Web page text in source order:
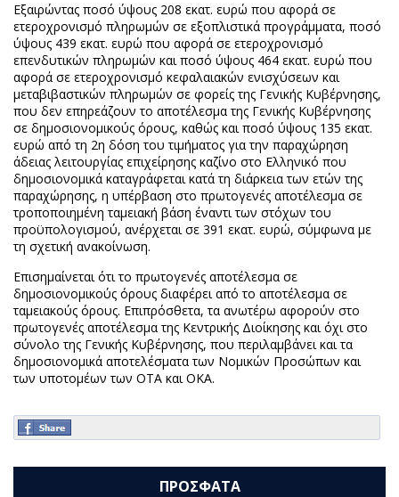
Εξαιρώντας ποσό ύψους 208 εκατ. ευρώ που αφορά σε
ετεροχρονισμό πληρωμών σε εξοπλιστικά προγράμματα, ποσό
ύψους 439 εκατ. ευρώ που αφορά σε ετεροχρονισμό
επενδυτικών πληρωμών και ποσό ύψους 464 εκατ. ευρώ που
αφορά σε ετεροχρονισμό κεφαλαιακών ενισχύσεων και
μεταβιβαστικών πληρωμών σε φορείς της Γενικής Κυβέρνησης,
που δεν επηρεάζουν το αποτέλεσμα της Γενικής Κυβέρνησης
σε δημοσιονομικούς όρους, καθώς και ποσό ύψους 135 εκατ.
ευρώ από τη 2η δόση του τιμήματος για την παραχώρηση
άδειας λειτουργίας επιχείρησης καζίνο στο Ελληνικό που
δημοσιονομικά καταγράφεται κατά τη διάρκεια των ετών της
παραχώρησης, η υπέρβαση στο πρωτογενές αποτέλεσμα σε
τροποποιημένη ταμειακή βάση έναντι των στόχων του
προϋπολογισμού, ανέρχεται σε 391 εκατ. ευρώ, σύμφωνα με
τη σχετική ανακοίνωση.
Επισημαίνεται ότι το πρωτογενές αποτέλεσμα σε
δημοσιονομικούς όρους διαφέρει από το αποτέλεσμα σε
ταμειακούς όρους. Επιπρόσθετα, τα ανωτέρω αφορούν στο
πρωτογενές αποτέλεσμα της Κεντρικής Διοίκησης και όχι στο
σύνολο της Γενικής Κυβέρνησης, που περιλαμβάνει και τα
δημοσιονομικά αποτελέσματα των Νομικών Προσώπων και
των υποτομέων των ΟΤΑ και ΟΚΑ.
ΠΡΟΣΦΑΤΑ